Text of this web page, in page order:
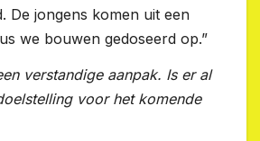
De jongens komen uit een
we bouwen gedoseerd op.”
verstandige aanpak. Is er al
voor het komende